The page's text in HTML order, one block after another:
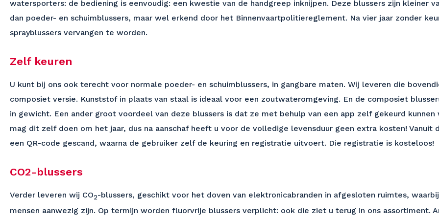
watersporters: de bediening is eenvoudig: een kwestie van de handgreep inknijpen. Deze blussers zijn kleiner
dan poeder- en schuimblussers, maar wel erkend door het Binnenvaartpolitiereglement. Na vier jaar zonder
sprayblussers vervangen te worden.
Zelf keuren
U kunt bij ons ook terecht voor normale poeder- en schuimblussers, in gangbare maten. Wij leveren die
composiet versie. Kunststof in plaats van staal is ideaal voor een zoutwateromgeving. En de composiet
in gewicht. Een ander groot voordeel van deze blussers is dat ze met behulp van een app zelf gekeurd kunnen
mag dit zelf doen om het jaar, dus na aanschaf heeft u voor de volledige levensduur geen extra kosten! Vanuit
een QR-code gescand, waarna de gebruiker zelf de keuring en registratie uitvoert. Die registratie is kosteloos!
CO2-blussers
Verder leveren wij CO2-blussers, geschikt voor het doven van elektronicabranden in afgesloten ruimtes,
mensen aanwezig zijn. Op termijn worden fluorvrije blussers verplicht: ook die ziet u terug in ons assortiment.